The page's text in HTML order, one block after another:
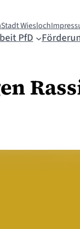
Stadt Wiesloch
PfD